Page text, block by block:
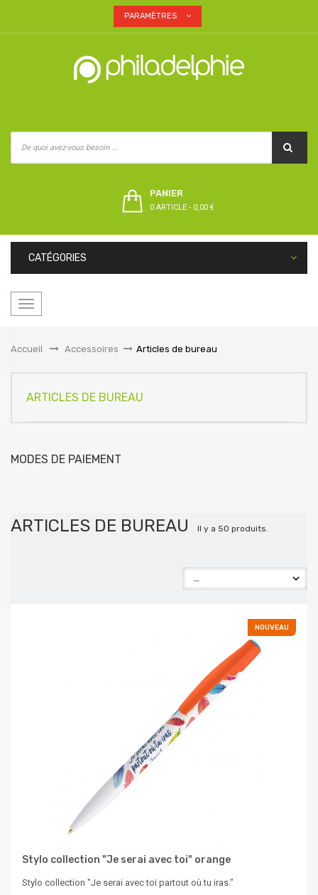
PARAMÈTRES
PANIER
0 ARTICLE - 0,00 €
CATÉGORIES
Basculer
Accueil
&gt;Accessoires > Articles de bureau
ARTICLES DE BUREAU
MODES DE PAIEMENT
ARTICLES DE BUREAU Il y a 50 produits.
NOUVEAU
Stylo collection "Je serai avec toi" orange
Stylo collection "Je serai avec toi partout où tu iras."